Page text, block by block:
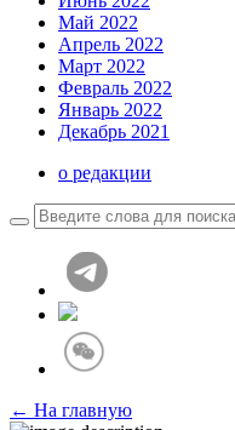
Май 2022
Апрель 2022
Март 2022
Февраль 2022
Январь 2022
Декабрь 2021
о редакции
← На главную